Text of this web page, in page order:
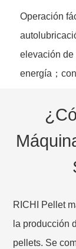
Operación
elevación de
energía；
RICHI Pellet
la producción
pellets. Se